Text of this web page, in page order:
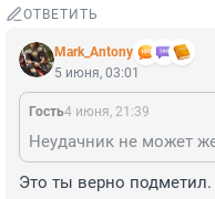
ОТВЕТИТЬ
Mark_Antony
5 июня, 03:01
Гость4 июня, 21:39
Неудачник не может
Это ты верно подметил.